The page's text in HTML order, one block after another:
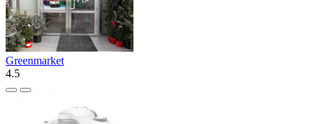
Greenmarket
4.5